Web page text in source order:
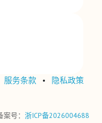
‎服务条款‎ • ‎隐私政策‎
号： 浙ICP备2026004688